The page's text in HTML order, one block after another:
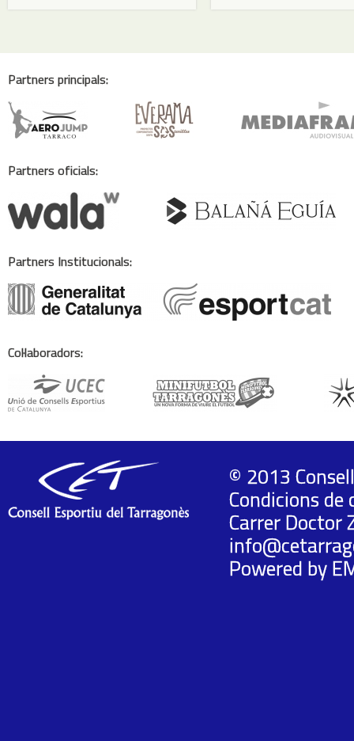
Partners principals:
Partners oficials:
Partners Institucionals:
Col·laboradors:
© 2013
Condicions
Carrer Doctor
Powered by